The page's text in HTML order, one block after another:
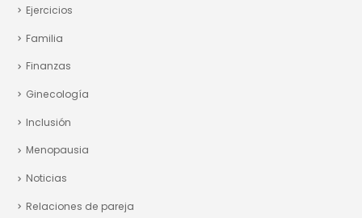
Ejercicios
Familia
Finanzas
Ginecología
Inclusión
Menopausia
Noticias
Relaciones de pareja